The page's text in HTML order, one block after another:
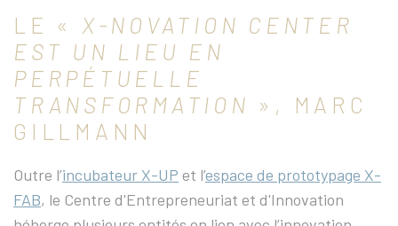
LE « X-NOVATION CENTER
EST UN LIEU EN
PERPÉTUELLE
TRANSFORMATION », MARC
GILLMANN
Outre l’incubateur X-UP et l’espace de prototypage X-
FAB, le Centre d'Entrepreneuriat et d'Innovation